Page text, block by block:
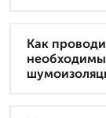
Как